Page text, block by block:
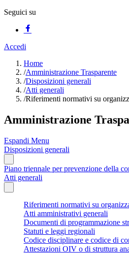
Seguici su
Accedi
Home
/Amministrazione Trasparente
/Disposizioni generali
/Atti generali
/Riferimenti normativi su
Amministrazione
Espandi Menu
Disposizioni generali
Piano triennale per prevenzione della
Atti generali
Riferimenti normativi su
Atti amministrativi generali
Documenti di programmazione
Statuti e leggi regionali
Codice disciplinare e codice di
Attestazioni OIV o di struttura